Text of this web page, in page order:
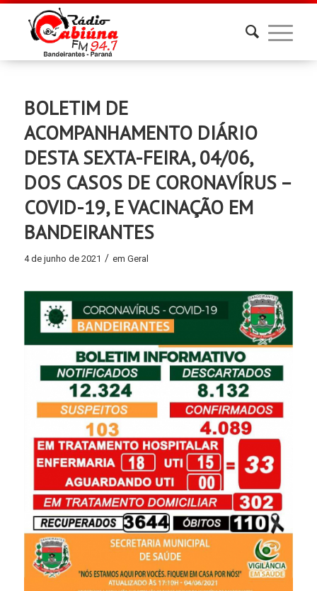
BOLETIM DE
ACOMPANHAMENTO DIÁRIO
DESTA SEXTA-FEIRA, 04/06,
DOS CASOS DE CORONAVÍRUS –
COVID-19, E VACINAÇÃO EM
BANDEIRANTES
4 de junho de 2021 / em Geral